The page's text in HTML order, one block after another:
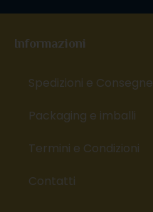
Informazioni
Spedizioni e Consegne
Packaging e imballi
Termini e Condizioni
Contatti